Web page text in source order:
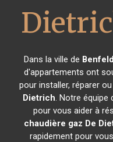
Dans la ville de Benfeld
d'appartements ont
pour installer, réparer
Dietrich. Notre équipe
pour vous aider à
chaudière gaz De
rapidement pour